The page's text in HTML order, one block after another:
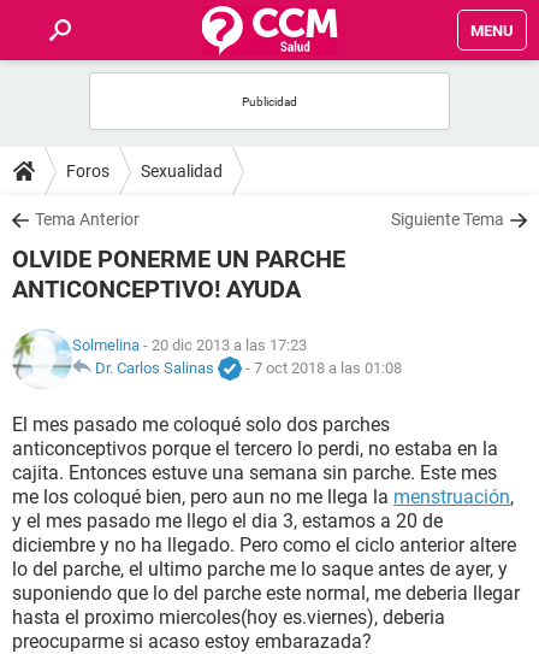
MENU
FOROS
SALUD
FAMILIA
NUTRICIÓN
SEXUALIDAD
GLOSARIO
Foros Sexualidad
Tema Anterior Siguiente Tema
OLVIDE PONERME UN PARCHE
ANTICONCEPTIVO! AYUDA
Solmelina - 20 dic 2013 a las 17:23
Dr. Carlos Salinas
- 7 oct 2018 a las 01:08
El mes pasado me coloqué solo dos parches
anticonceptivos porque el tercero lo perdi, no estaba en la
cajita. Entonces estuve una semana sin parche. Este mes
me los coloqué bien, pero aun no me llega la menstruación,
y el mes pasado me llego el dia 3, estamos a 20 de
diciembre y no ha llegado. Pero como el ciclo anterior altere
lo del parche, el ultimo parche me lo saque antes de ayer, y
suponiendo que lo del parche este normal, me deberia llegar
hasta el proximo miercoles(hoy es.viernes), deberia
preocuparme si acaso estoy embarazada?